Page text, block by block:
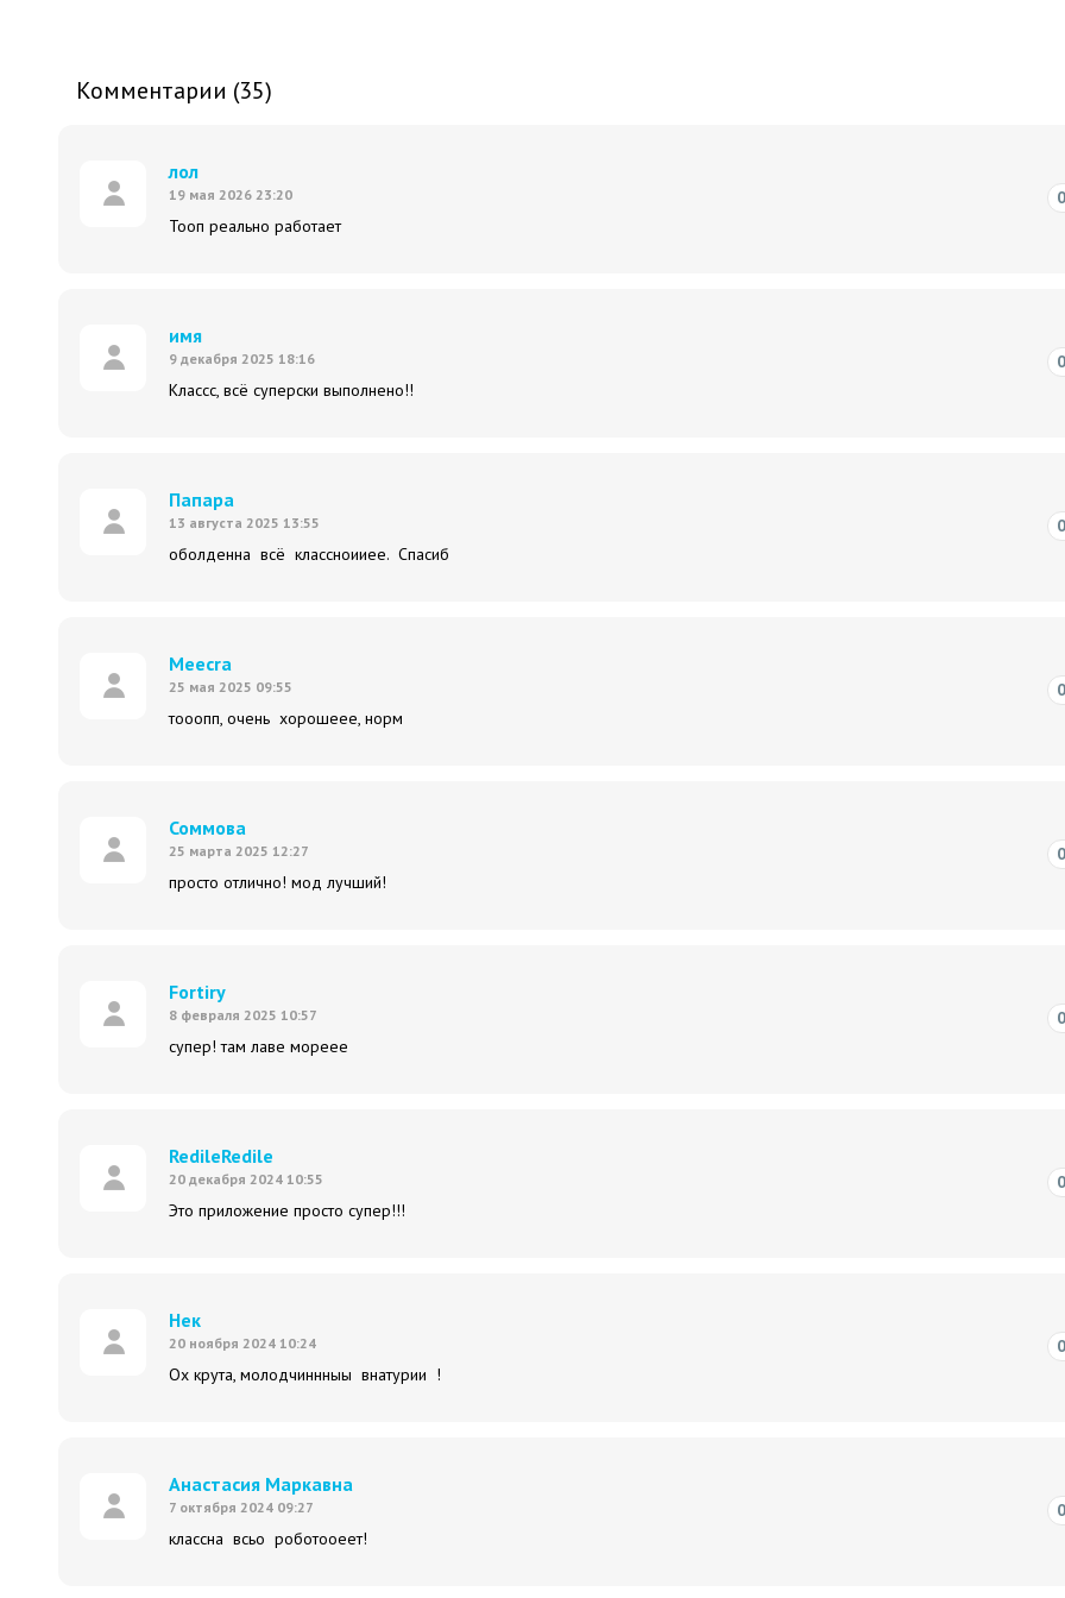
Комментарии (35)
лол
19 мая 2026 23:20
Тооп реально работает
имя
9 декабря 2025 18:16
Классс, всё суперски выполнено!!
Папара
13 августа 2025 13:55
оболденна всё классноииее. Спасиб
Meecra
25 мая 2025 09:55
тооопп, очень хорошеее, норм
Соммова
25 марта 2025 12:27
просто отлично! мод лучший!
Fortirу
8 февраля 2025 10:57
супер! там лаве мореее
RedileRedile
20 декабря 2024 10:55
Это приложение просто супер!!!
Нек
20 ноября 2024 10:24
Ох крута, молодчиннныы внатурии !
Анастасия Маркавна
7 октября 2024 09:27
классна всьо роботооеет!